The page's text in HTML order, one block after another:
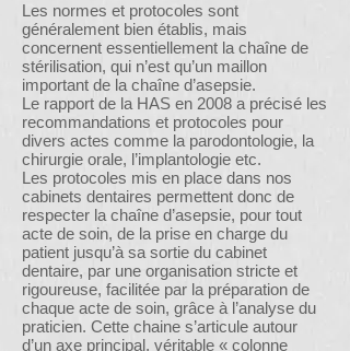
Les normes et protocoles sont
généralement bien établis, mais
concernent essentiellement la chaîne de
stérilisation, qui n’est qu’un maillon
important de la chaîne d’asepsie.
Le rapport de la HAS en 2008 a précisé les
recommandations et protocoles pour
divers actes comme la parodontologie, la
chirurgie orale, l’implantologie etc.
Les protocoles mis en place dans nos
cabinets dentaires permettent donc de
respecter la chaîne d’asepsie, pour tout
acte de soin, de la prise en charge du
patient jusqu’à sa sortie du cabinet
dentaire, par une organisation stricte et
rigoureuse, facilitée par la préparation de
chaque acte de soin, grâce à l’analyse du
praticien. Cette chaine s’articule autour
d’un axe principal, véritable « colonne